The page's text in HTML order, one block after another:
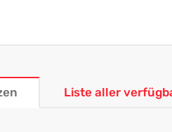
Liste aller